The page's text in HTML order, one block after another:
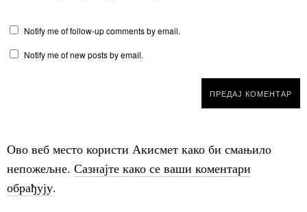
Notify me of follow-up comments by email.
Notify me of new posts by email.
Ово веб место користи Акисмет како би смањило
непожељне. Сазнајте како се ваши коментари
обрађују.